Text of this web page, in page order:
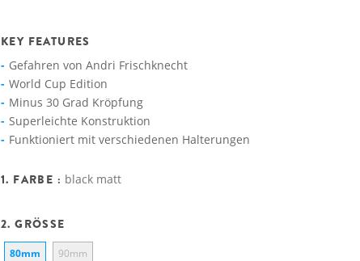
KEY FEATURES
Gefahren von Andri Frischknecht
World Cup Edition
Minus 30 Grad Kröpfung
Superleichte Konstruktion
Funktioniert mit verschiedenen Halterungen
1. FARBE : black matt
2. GRÖSSE
80mm 90mm